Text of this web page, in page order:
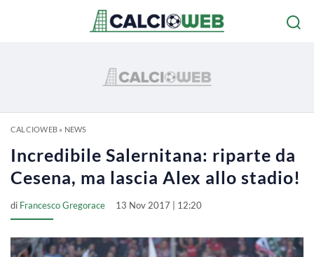
CALCIOWEB» NEWS
Incredibile Salernitana: riparte da
Cesena, ma lascia Alex allo stadio!
di Francesco Gregorace 13 Nov 2017 | 12:20